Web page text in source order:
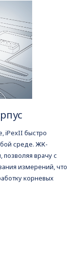
iPexII быстро
среде. ЖК-
врачу с
измерений, что
корневых